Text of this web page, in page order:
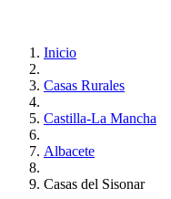
Inicio
Casas Rurales
Castilla-La Mancha
Albacete
Casas del Sisonar